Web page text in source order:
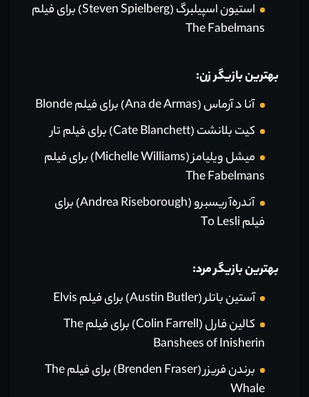
استیون اسپیلبرگ (Steven Spielberg) برای فیلم
The Fabelmans
بهترین بازیگر زن:
آنا د آرماس (Ana de Armas) برای فیلم Blonde
کیت بلانشت (Cate Blanchett) برای فیلم تار
میشل ویلیامز (Michelle Williams) برای فیلم
The Fabelmans
آندره‌آ ریسبرو (Andrea Riseborough) برای
فیلم To Lesli
بهترین بازیگر مرد:
آستین باتلر (Austin Butler) برای فیلم Elvis
کالین فارل (Colin Farrell) برای فیلم The
Banshees of Inisherin
برندن فریزر (Brenden Fraser) برای فیلم The
Whale